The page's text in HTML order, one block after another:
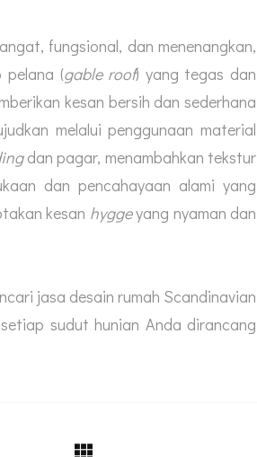
fungsional, dan menenangkan,
pelana (gable roof) yang tegas dan
kesan bersih dan sederhana
melalui penggunaan material
dan pagar, menambahkan tekstur
dan pencahayaan alami yang
kesan hyggeyang nyaman dan
jasa desain rumah Scandinavian
sudut hunian Anda dirancang